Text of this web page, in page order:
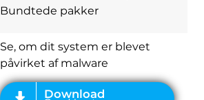
Bundtede pakker
Se, om dit system er blevet
påvirket af malware